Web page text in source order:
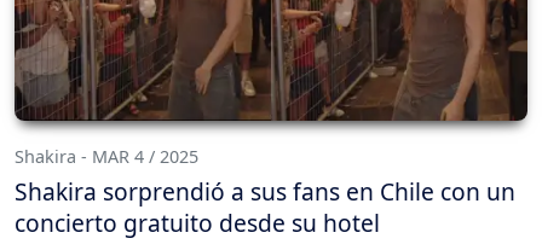
Shakira - MAR 4 / 2025
Shakira sorprendió a sus fans en Chile con un
concierto gratuito desde su hotel